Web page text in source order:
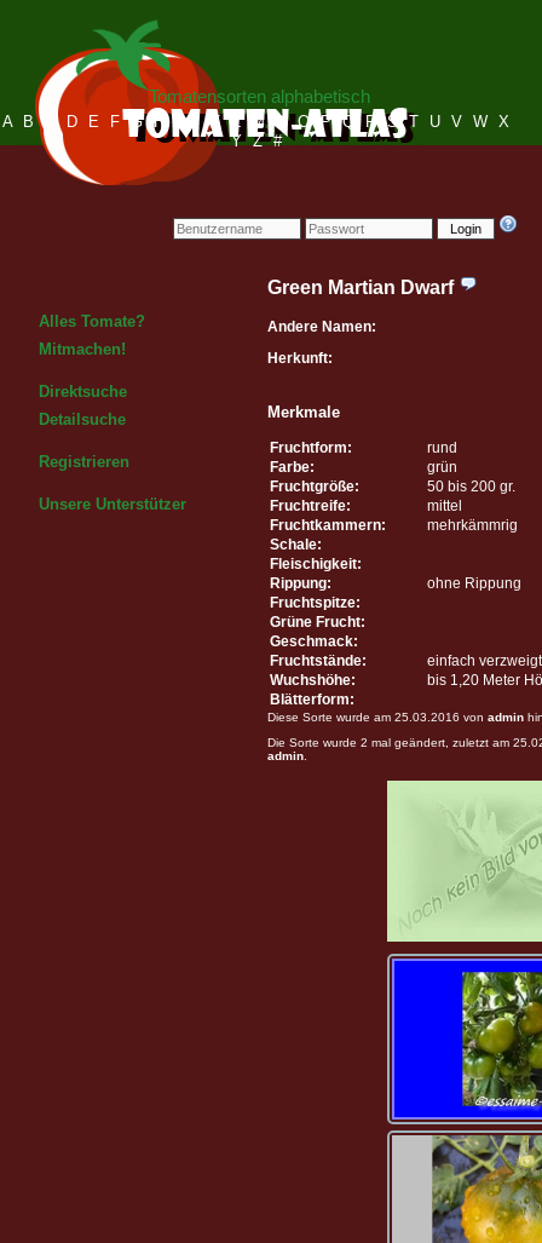
Login
Tomatensorten alphabetisch
A B C D E F G H I J K L M N O P Q R S T U V W X
Y Z #
Alles Tomate?
Mitmachen!
Direktsuche
Detailsuche
Registrieren
Unsere Unterstützer
Green Martian Dwarf
Andere Namen:
Herkunft:
Merkmale
Fruchtform:
rund
Farbe:
grün
Fruchtgröße:
50 bis 200 gr.
Fruchtreife:
mittel
Fruchtkammern:
mehrkämmrig
Schale:
Fleischigkeit:
Rippung:
ohne Rippung
Fruchtspitze:
Grüne Frucht:
Geschmack:
Fruchtstände:
einfach verzweigt
Wuchshöhe:
bis 1,20 Meter
Blätterform:
Diese Sorte wurde am 25.03.2016 von admin
Die Sorte wurde 2 mal geändert, zuletzt am
admin